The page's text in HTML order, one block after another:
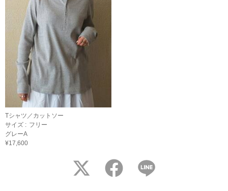
Tシャツ／カットソー
サイズ : フリー
グレーA
¥17,600
twitter facebook